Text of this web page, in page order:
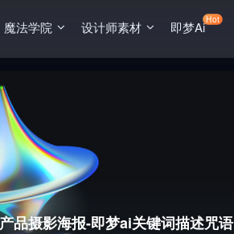
魔法学院 设计师素材 即梦AiHot
品摄影海报-即梦ai关键词描述咒语